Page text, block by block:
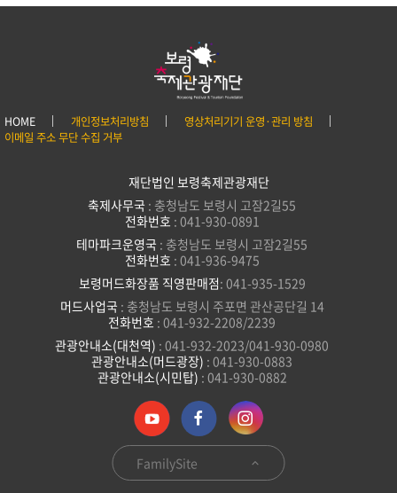
HOME 개인정보처리방침
영상처리기기 운영·관리 방침
이메일 주소 무단 수집 거부
재단법인 보령축제관광재단
축제사무국 : 충청남도 보령시 고잠2길55
전화번호 : 041-930-0891
테마파크운영국 : 충청남도 보령시 고잠2길55
전화번호 : 041-936-9475
보령머드화장품 직영판매점: 041-935-1529
머드사업국 : 충청남도 보령시 주포면 관산공단길 14
전화번호 : 041-932-2208/2239
관광안내소(대천역) : 041-932-2023/041-930-0980
관광안내소(머드광장) : 041-930-0883
관광안내소(시민탑) : 041-930-0882
FamilySite